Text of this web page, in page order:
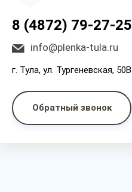
8 (4872) 79-27-25
info@plenka-tula.ru
г. Тула, ул. Тургеневская, 50В
Обратный звонок